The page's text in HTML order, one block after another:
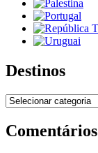
Destinos
Destinos
Comentários